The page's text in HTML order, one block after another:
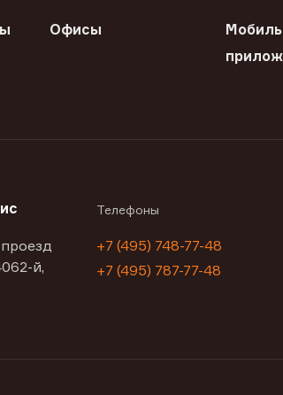
Офисы
й,
Телефоны
+7 (495) 748-77-48
+7 (495) 787-77-48